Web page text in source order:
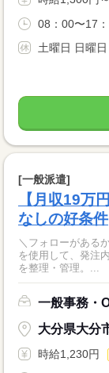
08：00〜17
土曜日 日曜日
[一般派遣]
【月収19万
なしの好条件
＼フォローがある
を使用して、発注
を整理・管理。...
一般事務・
大分県大分
時給1,230円